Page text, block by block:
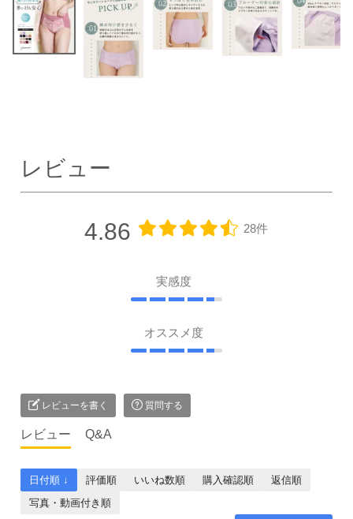
レビュー
4.86 28件
実感度
オススメ度
レビューを書く 質問する
レビュー Q&A
日付順 ↓ 評価順 いいね数順 購入確認順
返信順
写真・動画付き順